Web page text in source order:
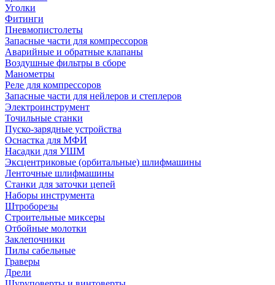
Уголки
Фитинги
Пневмопистолеты
Запасные части для компрессоров
Аварийные и обратные клапаны
Воздушные фильтры в сборе
Манометры
Реле для компрессоров
Запасные части для нейлеров и степлеров
Электроинструмент
Точильные станки
Пуско-зарядные устройства
Оснастка для МФИ
Насадки для УШМ
Эксцентриковые (орбитальные) шлифмашины
Ленточные шлифмашины
Станки для заточки цепей
Наборы инструмента
Штроборезы
Строительные миксеры
Отбойные молотки
Заклепочники
Пилы сабельные
Граверы
Дрели